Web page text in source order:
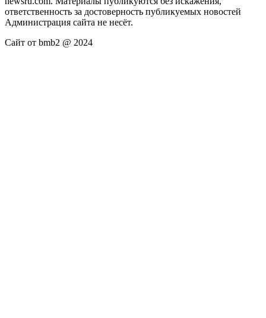
ответственность за достоверность публикуемых новостей
Администрация сайта не несёт.
Сайт от bmb2 @ 2024